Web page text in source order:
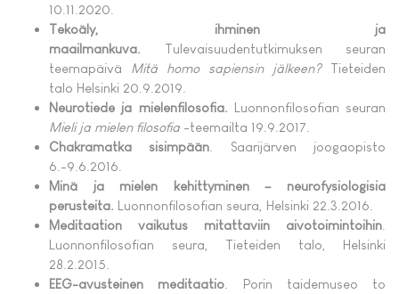
10.11.2020.
Tekoäly, ihminen ja
maailmankuva. Tulevaisuudentutkimuksen seuran
teemapäivä Mitä homo sapiensin jälkeen?Tieteiden
talo Helsinki 20.9.2019.
Neurotiede ja mielenfilosofia. Luonnonfilosofian seuran
Mieli ja mielen filosofia -teemailta 19.9.2017.
Chakramatka sisimpään . Saarijärven joogaopisto
6.-9.6.2016.
Minä ja mielen kehittyminen – neurofysiologisia
perusteita. Luonnonfilosofian seura, Helsinki 22.3.2016.
Meditaation vaikutus mitattaviin aivotoimintoihin
Luonnonfilosofian seura, Tieteiden talo, Helsinki
28.2.2015.
EEG-avusteinen meditaatio . Porin taidemuseo to